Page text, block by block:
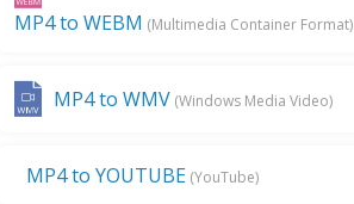
MP4 to WEBM (Multimedia Container Format)
MP4 to WMV (Windows Media Video)
MP4 to YOUTUBE(YouTube)